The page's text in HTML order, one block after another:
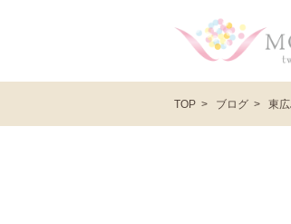
TOP ブログ 東